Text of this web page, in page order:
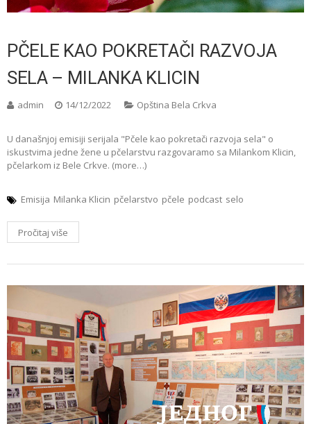
PČELE KAO POKRETAČI RAZVOJA
SELA – MILANKA KLICIN
admin 14/12/2022 Opština Bela Crkva
U današnjoj emisiji serijala "Pčele kao pokretači razvoja sela" o
iskustvima jedne žene u pčelarstvu razgovaramo sa Milankom Klicin,
pčelarkom iz Bele Crkve. (more…)
Emisija Milanka Klicin pčelarstvo pčele podcast selo
Pročitaj više